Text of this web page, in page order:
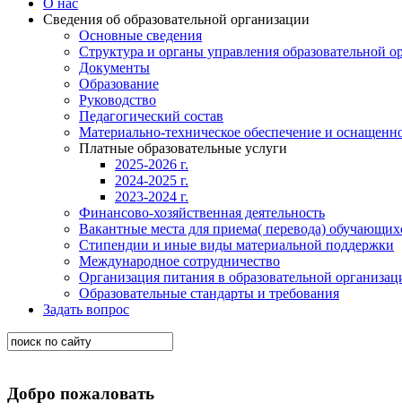
О нас
Сведения об образовательной организации
Основные сведения
Структура и органы управления образовательной
Документы
Образование
Руководство
Педагогический состав
Материально-техническое обеспечение и
Платные образовательные услуги
2025-2026 г.
2024-2025 г.
2023-2024 г.
Финансово-хозяйственная деятельность
Вакантные места для приема( перевода)
Стипендии и иные виды материальной поддержки
Международное сотрудничество
Организация питания в образовательной
Образовательные стандарты и требования
Задать вопрос
Добро пожаловать